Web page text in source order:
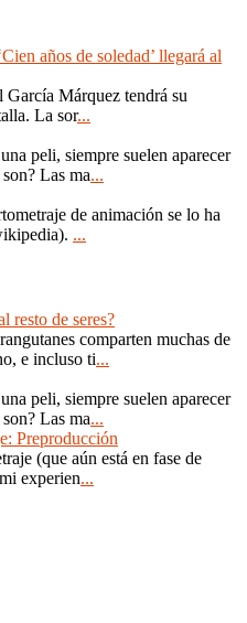
años de soledad’ llegará al
Márquez tendrá su
La sor...
peli, siempre suelen aparecer
Las ma...
de animación se lo ha
...
resto de seres?
comparten muchas de
e incluso ti...
peli, siempre suelen aparecer
Las ma...
Preproducción
(que aún está en fase de
experien...